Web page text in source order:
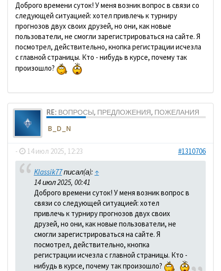
Доброго времени суток! У меня возник вопрос в связи со
следующей ситуацией: хотел привлечь к турниру
прогнозов двух своих друзей, но они, как новые
пользователи, не смогли зарегистрироваться на сайте. Я
посмотрел, действительно, кнопка регистрации исчезла
с главной страницы. Кто - нибудь в курсе, почему так
произошло?
RE: ВОПРОСЫ, ПРЕДЛОЖЕНИЯ, ПОЖЕЛАНИЯ
B_D_N
- 14 июл 2025, 12:23 #1310706
Klassik77писал(а): ↑
14 июл 2025, 00:41
Доброго времени суток! У меня возник вопрос в
связи со следующей ситуацией: хотел
привлечь к турниру прогнозов двух своих
друзей, но они, как новые пользователи, не
смогли зарегистрироваться на сайте. Я
посмотрел, действительно, кнопка
регистрации исчезла с главной страницы. Кто -
нибудь в курсе, почему так произошло?